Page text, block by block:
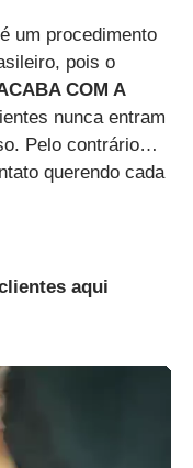
um procedimento
pois o
COM A
nunca entram
Pelo contrário…
querendo cada
aqui